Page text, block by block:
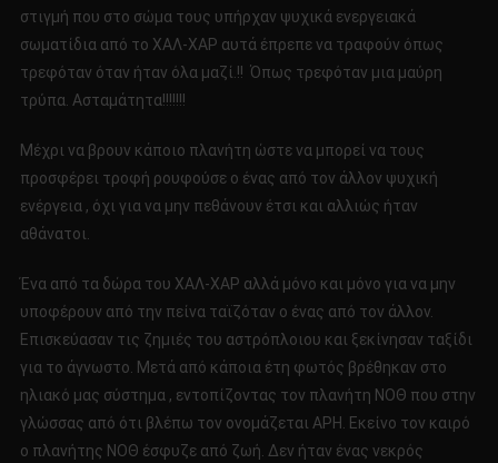
στιγμή που στο σώμα τους υπήρχαν ψυχικά ενεργειακά
σωματίδια από το ΧΑΛ-ΧΑΡ αυτά έπρεπε να τραφούν όπως
τρεφόταν όταν ήταν όλα μαζί.!! Όπως τρεφόταν μια μαύρη
τρύπα. Ασταμάτητα!!!!!!!
Μέχρι να βρουν κάποιο πλανήτη ώστε να μπορεί να τους
προσφέρει τροφή ρουφούσε ο ένας από τον άλλον ψυχική
ενέργεια , όχι για να μην πεθάνουν έτσι και αλλιώς ήταν
αθάνατοι.
Ένα από τα δώρα του ΧΑΛ-ΧΑΡ αλλά μόνο και μόνο για να μην
υποφέρουν από την πείνα ταϊζόταν ο ένας από τον άλλον.
Επισκεύασαν τις ζημιές του αστρόπλοιου και ξεκίνησαν ταξίδι
για το άγνωστο. Μετά από κάποια έτη φωτός βρέθηκαν στο
ηλιακό μας σύστημα , εντοπίζοντας τον πλανήτη ΝΟΘ που στην
γλώσσας από ότι βλέπω τον ονομάζεται ΑΡΗ. Εκείνο τον καιρό
ο πλανήτης ΝΟΘ έσφυζε από ζωή. Δεν ήταν ένας νεκρός